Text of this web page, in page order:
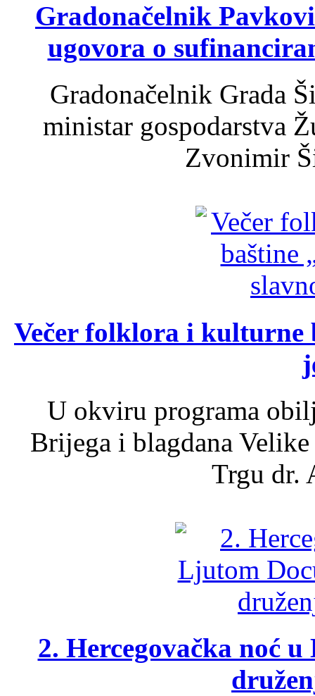
Gradonačelnik
ugovora o
Gradonačelnik Grada
ministar gospodarstva
Zvonimir
Večer folklora i kulturne
U okviru programa
Brijega i blagdana
Trgu dr.
2. Hercegovačka noć